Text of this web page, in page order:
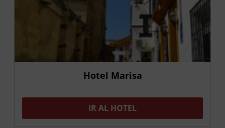
Hotel Marisa
IR AL HOTEL